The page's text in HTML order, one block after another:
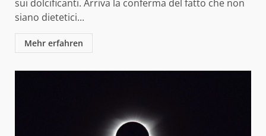
sui dolcificanti. Arriva la conferma del fatto che non
siano dietetici...
Mehr erfahren